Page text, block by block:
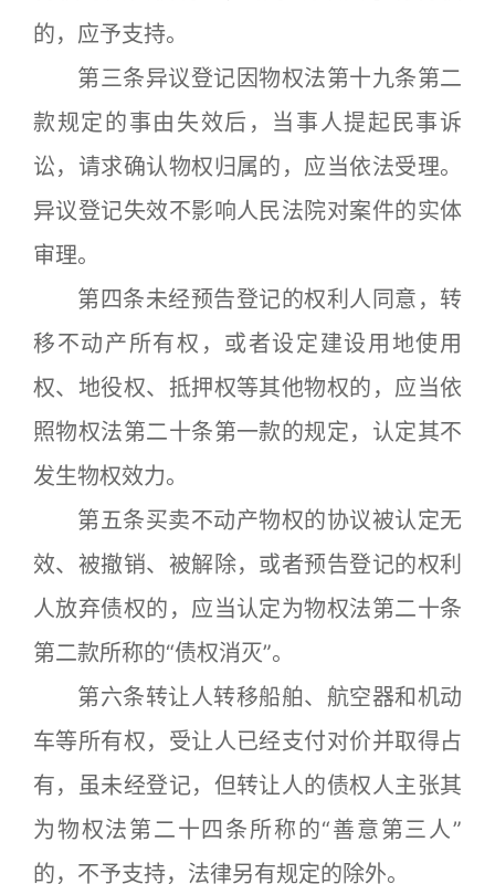
的，应予支持。
第三条异议登记因物权法第十九条第二
款规定的事由失效后，当事人提起民事诉
讼，请求确认物权归属的，应当依法受理。
异议登记失效不影响人民法院对案件的实体
审理。
第四条未经预告登记的权利人同意，转
移不动产所有权，或者设定建设用地使用
权、地役权、抵押权等其他物权的，应当依
照物权法第二十条第一款的规定，认定其不
发生物权效力。
第五条买卖不动产物权的协议被认定无
效、被撤销、被解除，或者预告登记的权利
人放弃债权的，应当认定为物权法第二十条
第二款所称的“债权消灭”。
第六条转让人转移船舶、航空器和机动
车等所有权，受让人已经支付对价并取得占
有，虽未经登记，但转让人的债权人主张其
为物权法第二十四条所称的“善意第三人”
的，不予支持，法律另有规定的除外。